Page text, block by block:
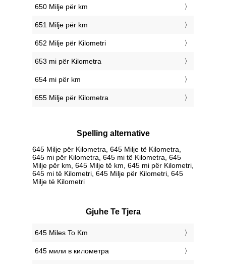
650 Milje për km
651 Milje për km
652 Milje për Kilometri
653 mi për Kilometra
654 mi për km
655 Milje për Kilometra
Spelling alternative
645 Milje për Kilometra, 645 Milje të Kilometra,
645 mi për Kilometra, 645 mi të Kilometra, 645
Milje për km, 645 Milje të km, 645 mi për Kilometri,
645 mi të Kilometri, 645 Milje për Kilometri, 645
Milje të Kilometri
Gjuhe Te Tjera
‎645 Miles To Km
‎645 мили в километра